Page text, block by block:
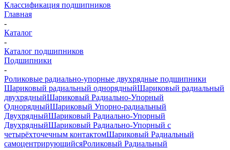
Классификация подшипников
Главная
-
Каталог
-
Каталог подшипников
Подшипники
-
Роликовые радиально-упорные двухрядные подшипники
Шариковый радиальный однорядныйШариковый радиальный
двухрядныйШариковый Радиально-Упорный
ОднорядныйШариковый Упорно-радиальный
ДвухрядныйШариковый Радиально-Упорный
ДвухрядныйШариковый Радиально-Упорный с
четырёхточечным контактомШариковый Радиальный
самоцентрирующийсяРоликовый Радиальный